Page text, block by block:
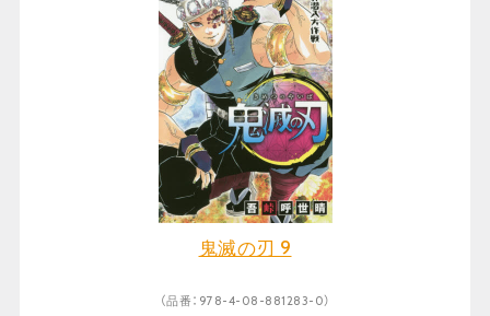
鬼滅の刃 9
（品番：978-4-08-881283-0）